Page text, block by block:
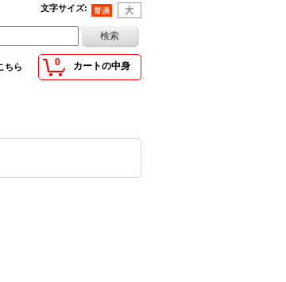
文字サイズ:
0 カートの中身
ちら